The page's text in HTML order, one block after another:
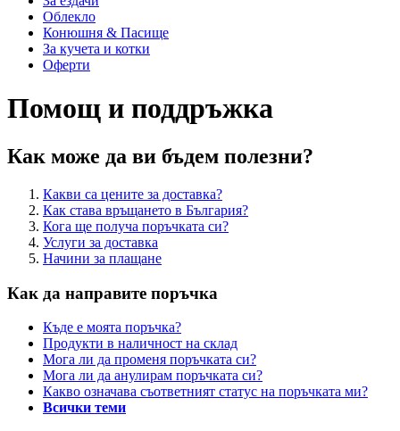
Облекло
Конюшня & Пасище
За кучета и котки
Оферти
Помощ и поддръжка
Как може да ви бъдем полезни?
Какви са цените за доставка?
Как става връщането в България?
Кога ще получа поръчката си?
Услуги за доставка
Начини за плащане
Как да направите поръчка
Къде е моята поръчка?
Продукти в наличност на склад
Мога ли да променя поръчката си?
Мога ли да анулирам поръчката си?
Какво означава съответният статус на поръчката ми?
Всички теми